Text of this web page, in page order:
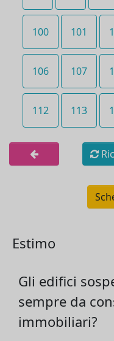
100 101
106 107
112 113
Estimo
Gli edifici
sempre da
immobiliari?